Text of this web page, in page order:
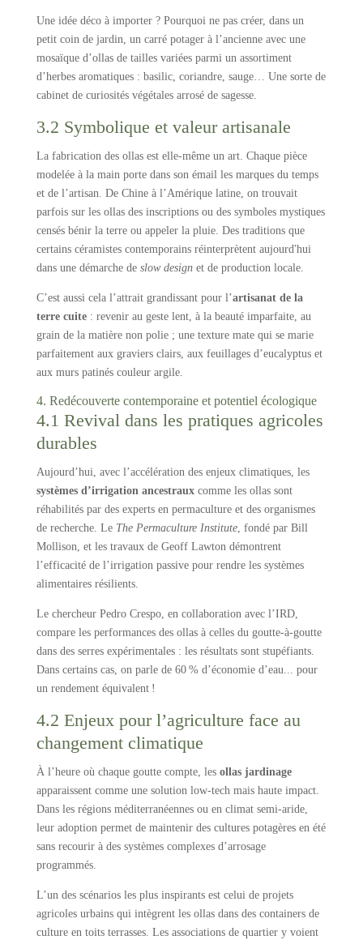
Une idée déco à importer ? Pourquoi ne pas créer, dans un
petit coin de jardin, un carré potager à l’ancienne avec une
mosaïque d’ollas de tailles variées parmi un assortiment
d’herbes aromatiques : basilic, coriandre, sauge… Une sorte de
cabinet de curiosités végétales arrosé de sagesse.
3.2 Symbolique et valeur artisanale
La fabrication des ollas est elle-même un art. Chaque pièce
modelée à la main porte dans son émail les marques du temps
et de l’artisan. De Chine à l’Amérique latine, on trouvait
parfois sur les ollas des inscriptions ou des symboles mystiques
censés bénir la terre ou appeler la pluie. Des traditions que
certains céramistes contemporains réinterprètent aujourd'hui
dans une démarche de slow designet de production locale.
C’est aussi cela l’attrait grandissant pour l’artisanat de la
terre cuite: revenir au geste lent, à la beauté imparfaite, au
grain de la matière non polie ; une texture mate qui se marie
parfaitement aux graviers clairs, aux feuillages d’eucalyptus et
aux murs patinés couleur argile.
4. Redécouverte contemporaine et potentiel écologique
4.1 Revival dans les pratiques agricoles
durables
Aujourd’hui, avec l’accélération des enjeux climatiques, les
systèmes d’irrigation ancestrauxcomme les ollas sont
réhabilités par des experts en permaculture et des organismes
de recherche. Le The Permaculture Institute, fondé par Bill
Mollison, et les travaux de Geoff Lawton démontrent
l’efficacité de l’irrigation passive pour rendre les systèmes
alimentaires résilients.
Le chercheur Pedro Crespo, en collaboration avec l’IRD,
compare les performances des ollas à celles du goutte-à-goutte
dans des serres expérimentales : les résultats sont stupéfiants.
Dans certains cas, on parle de 60 % d’économie d’eau... pour
un rendement équivalent !
4.2 Enjeux pour l’agriculture face au
changement climatique
À l’heure où chaque goutte compte, les ollas jardinage
apparaissent comme une solution low-tech mais haute impact.
Dans les régions méditerranéennes ou en climat semi-aride,
leur adoption permet de maintenir des cultures potagères en été
sans recourir à des systèmes complexes d’arrosage
programmés.
L’un des scénarios les plus inspirants est celui de projets
agricoles urbains qui intègrent les ollas dans des containers de
culture en toits terrasses. Les associations de quartier y voient